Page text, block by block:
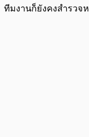
ทีมงานก็ยังคงสำรวจ